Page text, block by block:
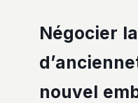
Négocier
nouvel